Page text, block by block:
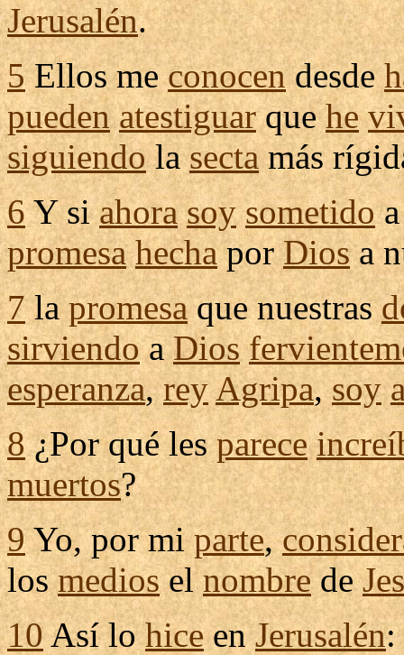
Jerusalén.
5Ellos meconocendesde
pueden atestiguarquehe
siguiendolasectamás
6Y siahora soy sometido
promesa hechaporDiosa
7lapromesaque nuestras
sirviendoaDios
esperanza,reyAgripa,soy
8¿Por qué lesparece
muertos?
9Yo, por miparte,
losmedioselnombrede
10Así lohiceenJerusalén: